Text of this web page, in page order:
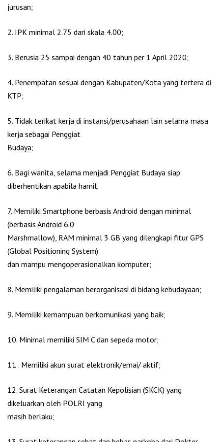
jurusan;
2. IPK minimal 2.75 dari skala 4.00;
3. Berusia 25 sampai dengan 40 tahun per 1 April 2020;
4. Penempatan sesuai dengan Kabupaten/Kota yang tertera di
KTP;
5. Tidak terikat kerja di instansi/perusahaan lain selama masa
kerja sebagai Penggiat
Budaya;
6. Bagi wanita, selama menjadi Penggiat Budaya siap
diberhentikan apabila hamil;
7. Memiliki Smartphone berbasis Android dengan minimal
(berbasis Android 6.0
Marshmallow), RAM minimal 3 GB yang dilengkapi fitur GPS
(Global Positioning System)
dan mampu mengoperasionalkan komputer;
8. Memiliki pengalaman berorganisasi di bidang kebudayaan;
9. Memiliki kemampuan berkomunikasi yang baik;
10. Minimal memiliki SIM C dan sepeda motor;
11 . Memiliki akun surat elektronik/emai/ aktif;
12. Surat Keterangan Catatan Kepolisian (SKCK) yang
dikeluarkan oleh POLRI yang
masih berlaku;